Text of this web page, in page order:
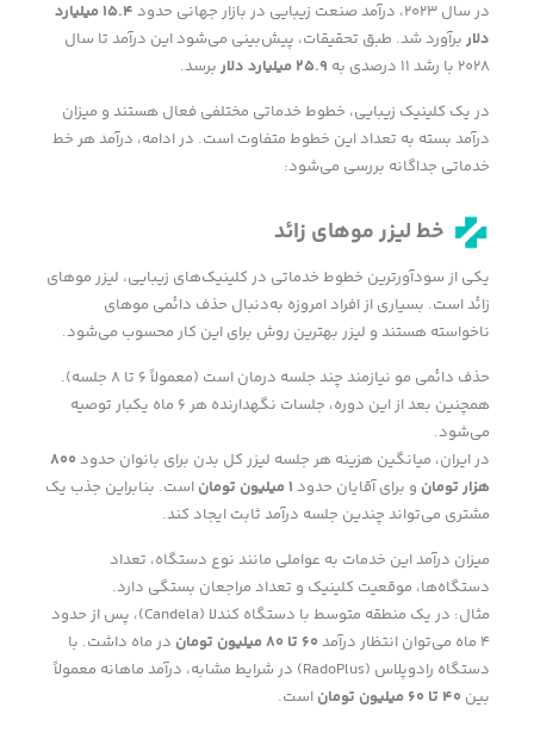
در سال ۲۰۲۳، درآمد صنعت زیبایی در بازار جهانی حدود ۱۵.۴ میلیارد
دلاربرآورد شد. طبق تحقیقات، پیش‌بینی می‌شود این درآمد تا سال
۲۰۲۸ با رشد ۱۱ درصدی به
۲۵.۹ میلیارد دلاربرسد.
در یک کلینیک زیبایی، خطوط خدماتی مختلفی فعال هستند و میزان
درآمد بسته به تعداد این خطوط متفاوت است. در ادامه، درآمد هر خط
خدماتی جداگانه بررسی می‌شود:
خط لیزر موهای زائد
یکی از سودآورترین خطوط خدماتی در کلینیک‌های زیبایی، لیزر موهای
زائد است. بسیاری از افراد امروزه به‌دنبال حذف دائمی موهای
ناخواسته هستند و لیزر بهترین روش برای این کار محسوب می‌شود.
حذف دائمی مو نیازمند چند جلسه درمان است (معمولاً ۶ تا ۸ جلسه).
همچنین بعد از این دوره، جلسات نگهدارنده هر ۶ ماه یکبار توصیه
می‌شود.
در ایران، میانگین هزینه هر جلسه لیزر کل بدن برای بانوان حدود ۸۰۰
هزار تومان و برای آقایان حدود ۱ میلیون تومان است. بنابراین جذب یک
مشتری می‌تواند چندین جلسه درآمد ثابت ایجاد کند.
میزان درآمد این خدمات به عواملی مانند نوع دستگاه، تعداد
دستگاه‌ها، موقعیت کلینیک و تعداد مراجعان بستگی دارد.
مثال: در یک منطقه متوسط با دستگاه کندلا (Candela)، پس از حدود
۴ ماه می‌توان انتظار درآمد
۶۰ تا ۸۰میلیون تومان در ماه داشت. با
دستگاه رادوپلاس (RadoPlus) در شرایط مشابه، درآمد ماهانه معمولاً
بین ۴۰ تا ۶۰ میلیون تومان است.